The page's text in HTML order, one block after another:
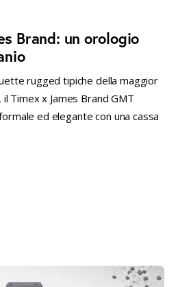
Brand: un orologio
rugged tipiche della maggior
Timex x James Brand GMT
ed elegante con una cassa